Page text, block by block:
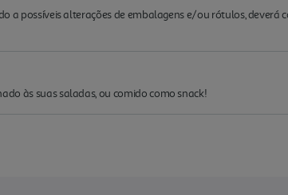
a possíveis alterações de embalagens e/ou rótulos, deverá
às suas saladas, ou comido como snack!